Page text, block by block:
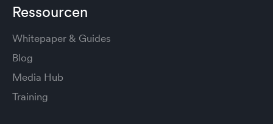
Ressourcen
Whitepaper & Guides
Blog
Media Hub
Training